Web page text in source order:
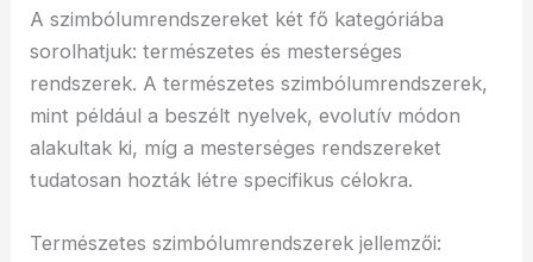
A szimbólumrendszereket két fő kategóriába
sorolhatjuk: természetes és mesterséges
rendszerek. A természetes szimbólumrendszerek,
mint például a beszélt nyelvek, evolutív módon
alakultak ki, míg a mesterséges rendszereket
tudatosan hozták létre specifikus célokra.
Természetes szimbólumrendszerek jellemzői: